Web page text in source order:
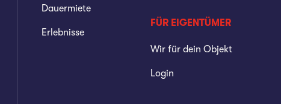
Dauermiete
Erlebnisse
FÜR EIGENTÜMER
Wir für dein Objekt
Login